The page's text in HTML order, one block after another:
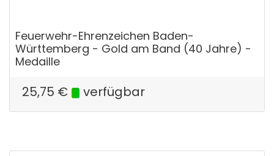
Feuerwehr-Ehrenzeichen Baden-
Württemberg - Gold am Band (40 Jahre) -
Medaille
25,75 € verfügbar